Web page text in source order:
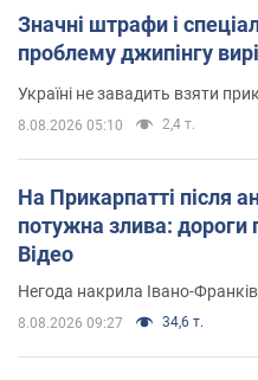
Значні штрафи і
проблему джипінгу
Україні не завадить взяти
8.08.2026 05:10 2,4 т.
На Прикарпатті після
потужна злива: дороги
Відео
Негода накрила Івано-
8.08.2026 09:27 34,6 т.